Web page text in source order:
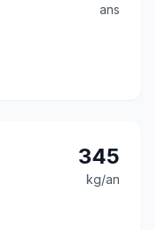
ans
345
kg/an